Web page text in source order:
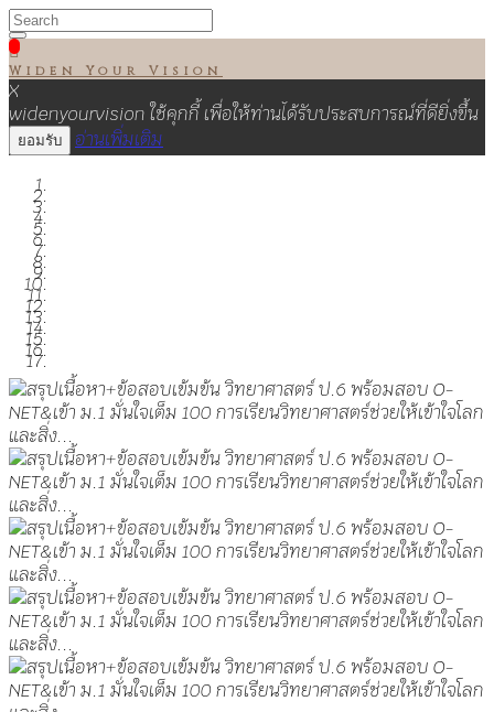

Widen Your Vision
X
widenyourvision ใช้คุกกี้ เพื่อให้ท่านได้รับประสบการณ์ที่ดียิ่งขึ้น
ยอมรับ อ่านเพิ่มเติม